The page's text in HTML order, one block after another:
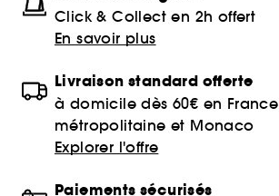
Click & Collect en 2h offert
En savoir plus
Livraison standard offerte
à domicile dès 60€ en France
métropolitaine et Monaco
Explorer l'offre
Paiements sécurisés